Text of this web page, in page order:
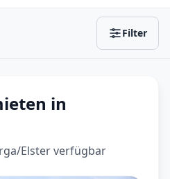
Filter
in
Elster verfügbar